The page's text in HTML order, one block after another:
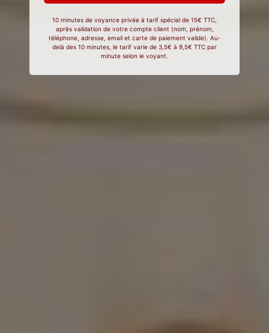
10 minutes de voyance privée à tarif spécial de 15€ TTC,
après validation de votre compte client (nom, prénom,
téléphone, adresse, email et carte de paiement valide). Au-
delà des 10 minutes, le tarif varie de 3,5€ à 9,5€ TTC par
minute selon le voyant.